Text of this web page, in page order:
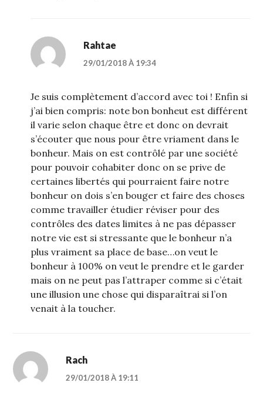
Rahtae
29/01/2018 À 19:34
Je suis complètement d’accord avec toi ! Enfin si
j’ai bien compris: note bon bonheut est différent
il varie selon chaque être et donc on devrait
s’écouter que nous pour être vriament dans le
bonheur. Mais on est contrôlé par une société
pour pouvoir cohabiter donc on se prive de
certaines libertés qui pourraient faire notre
bonheur on dois s’en bouger et faire des choses
comme travailler étudier réviser pour des
contrôles des dates limites à ne pas dépasser
notre vie est si stressante que le bonheur n’a
plus vraiment sa place de base…on veut le
bonheur à 100% on veut le prendre et le garder
mais on ne peut pas l’attraper comme si c’était
une illusion une chose qui disparaîtrai si l’on
venait à la toucher.
Rach
29/01/2018 À 19:11